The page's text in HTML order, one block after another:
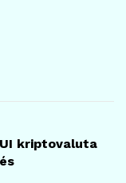
kriptovaluta